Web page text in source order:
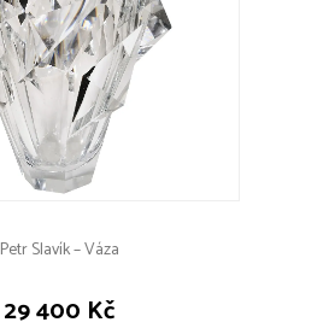
Petr Slavík – Váza
29 400 Kč